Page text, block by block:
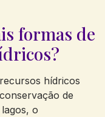
formas de
hídricos
de
o